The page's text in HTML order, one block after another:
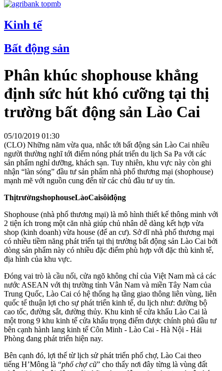
Kinh tế
Bất động sản
Phân khúc shophouse khẳng
định sức hút khó cưỡng tại thị
trường bất động sản Lào Cai
05/10/2019 01:30
(CLO) Những năm vừa qua, nhắc tới bất động sản Lào Cai nhiều
người thường nghĩ tới điểm nóng phát triển du lịch Sa Pa với các
sản phẩm nghỉ dưỡng, khách sạn. Tuy nhiên, khu vực này còn ghi
nhận “làn sóng” đầu tư sản phẩm nhà phố thương mại (shophouse)
mạnh mẽ với nguồn cung đến từ các chủ đầu tư uy tín.
ThịtrườngshophouseLàoCaisôiđộng
Shophouse (nhà phố thương mại) là mô hình thiết kế thông minh với
2 tiện ích trong một căn nhà giúp chủ nhân dễ dàng kết hợp vừa
shop (kinh doanh) vừa house (để an cư). Sở dĩ nhà phố thương mại
có nhiều tiềm năng phát triển tại thị trường bất động sản Lào Cai bởi
dòng sản phẩm này có nhiều đặc điểm phù hợp với đặc thù kinh tế,
địa hình của khu vực.
Đóng vai trò là cầu nối, cửa ngõ không chỉ của Việt Nam mà cả các
nước ASEAN với thị trường tỉnh Vân Nam và miền Tây Nam của
Trung Quốc, Lào Cai có hệ thống hạ tầng giao thông liên vùng, liên
quốc tế thuận lợi cho sự phát triển kinh tế, du lịch như: đường bộ
cao tốc, đường sắt, đường thủy. Khu kinh tế cửa khẩu Lào Cai là
một trong 9 khu kinh tế cửa khẩu trọng điểm được chính phủ đầu tư
bên cạnh hành lang kinh tế Côn Minh - Lào Cai - Hà Nội - Hải
Phòng đang phát triển hiện nay.
Bên cạnh đó, lợi thế từ lịch sử phát triển phố chợ, Lào Cai theo
tiếng H’Mông là “phố chợ cũ” cho thấy nơi đây từng là vùng đất